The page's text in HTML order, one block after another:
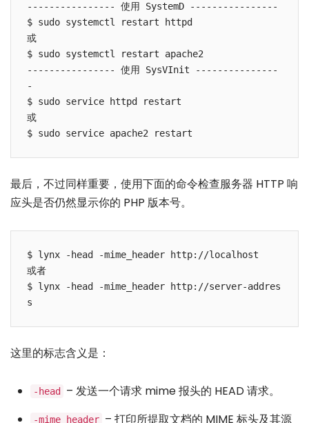
---------------- 使用 SystemD ----------------
$ sudo systemctl restart httpd
或
$ sudo systemctl restart apache2
---------------- 使用 SysVInit ---------------
-
$ sudo service httpd restart
或
最后，不过同样重要，使用下面的命令检查服务器 HTTP 响
应头是否仍然显示你的 PHP 版本号。
$ lynx -head -mime_header http://localhost
或者
$ lynx -head -mime_header http://server-addres
这里的标志含义是：
-head – 发送一个请求 mime 报头的 HEAD 请求。
-mime_header – 打印所提取文档的 MIME 标头及其源